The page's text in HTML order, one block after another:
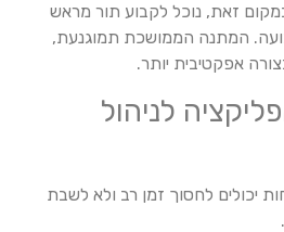
זאת, נוכל לקבוע תור מראש
המתנה הממושכת תמוגנעת,
אפקטיבית יותר.
לניהול
יכולים לחסוך זמן רב ולא לשבת